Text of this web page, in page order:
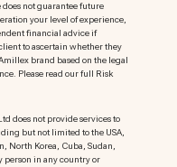
not guarantee future
your level of experience,
financial advice if
to ascertain whether they
brand based on the legal
Please read our full Risk
does not provide services to
but not limited to the USA,
North Korea, Cuba, Sudan,
person in any country or